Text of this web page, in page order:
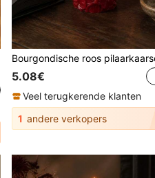
5.08€
Veel terugkerende klanten
1 andere verkopers